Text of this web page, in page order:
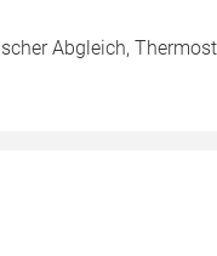
Abgleich,